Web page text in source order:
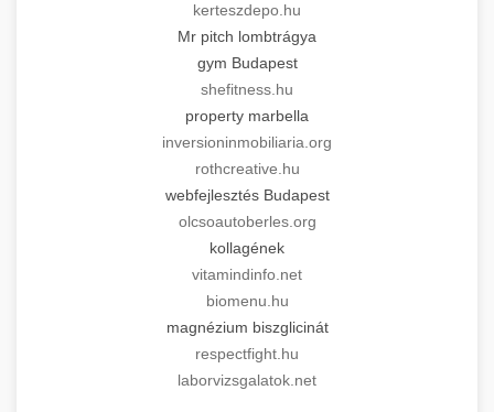
kerteszdepo.hu
Mr pitch lombtrágya
gym Budapest
shefitness.hu
property marbella
inversioninmobiliaria.org
rothcreative.hu
webfejlesztés Budapest
olcsoautoberles.org
kollagének
vitamindinfo.net
biomenu.hu
magnézium biszglicinát
respectfight.hu
laborvizsgalatok.net